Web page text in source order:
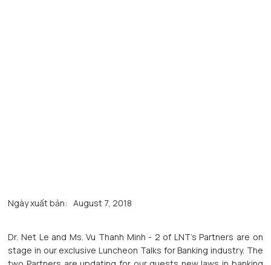
Ngày xuất bản: August 7, 2018
Dr. Net Le and Ms. Vu Thanh Minh - 2 of LNT's Partners are on
stage in our exclusive Luncheon Talks for Banking industry. The